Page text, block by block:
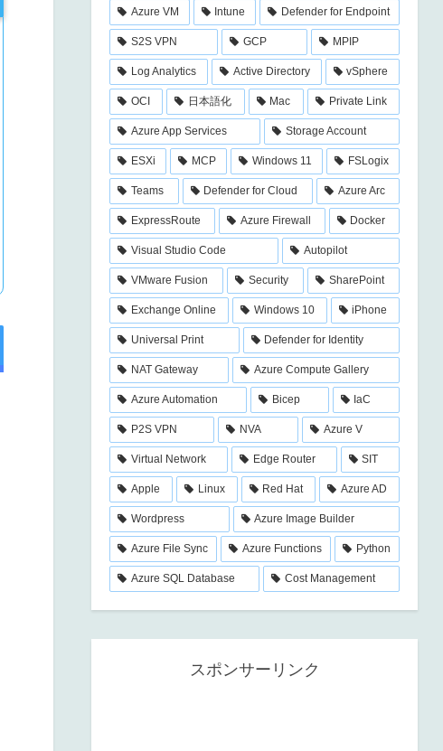
Azure VM Intune Defender for Endpoint
S2S VPN GCP MPIP
Log Analytics Active Directory vSphere
OCI 日本語化 Mac Private Link
Azure App Services Storage Account
ESXi MCP Windows 11 FSLogix
Teams Defender for Cloud Azure Arc
ExpressRoute Azure Firewall Docker
Visual Studio Code Autopilot
VMware Fusion Security SharePoint
Exchange Online Windows 10 iPhone
Universal Print Defender for Identity
NAT Gateway Azure Compute Gallery
Azure Automation Bicep IaC
P2S VPN NVA Azure V
Virtual Network Edge Router SIT
Apple Linux Red Hat Azure AD
Wordpress Azure Image Builder
Azure File Sync Azure Functions Python
Azure SQL Database Cost Management
スポンサーリンク